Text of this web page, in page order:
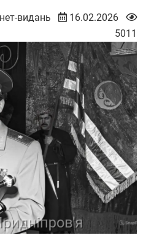
видань
16.02.2026
5011